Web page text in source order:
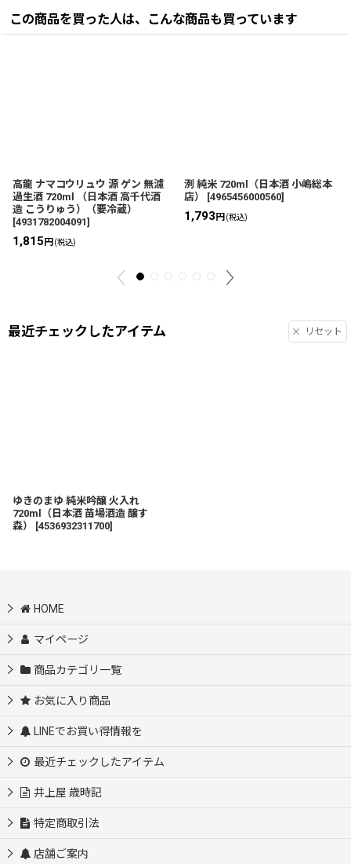
この商品を買った人は、こんな商品も買っています
高龍 ナマコウリュウ 源 ゲン 無濾
過生酒 720ml （日本酒 高千代酒
造 こうりゅう）（要冷蔵）
[4931782004091]
1,815 円 (税込)
洌 純米 720ml（日本酒 小嶋総本
店）
[4965456000560]
1,793 円 (税込)
最近チェックしたアイテム リセット
ゆきのまゆ 純米吟醸 火入れ
720ml（日本酒 苗場酒造 醸す
森）
[4536932311700]
HOME
マイページ
商品カテゴリ一覧
お気に入り商品
LINEでお買い得情報を
最近チェックしたアイテム
井上屋 歳時記
特定商取引法
店舗ご案内